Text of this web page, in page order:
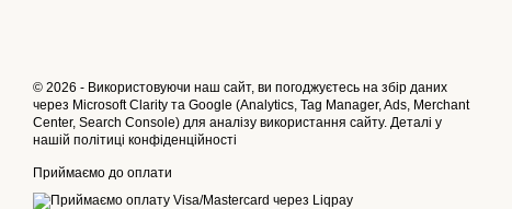
© 2026 - Використовуючи наш сайт, ви погоджуєтесь на збір даних
через Microsoft Clarity та Google (Analytics, Tag Manager, Ads, Merchant
Center, Search Console) для аналізу використання сайту. Деталі у
нашій політиці конфіденційності
Приймаємо до оплати